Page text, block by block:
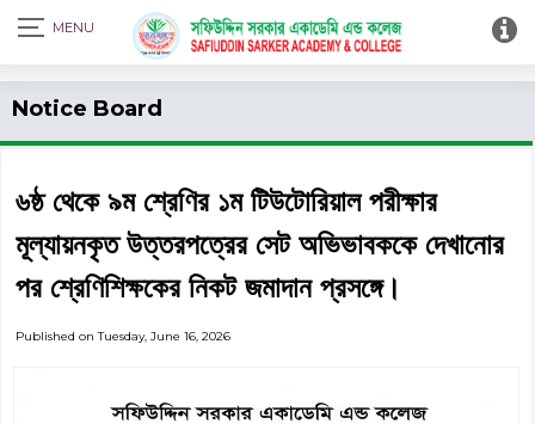
Print Admit Card
Notice Board
৬ষ্ঠ থেকে ৯ম শ্রেণির ১ম টিউটোরিয়াল পরীক্ষার
মূল্যায়নকৃত উত্তরপত্রের সেট অভিভাবককে দেখানোর
পর শ্রেণিশিক্ষকের নিকট জমাদান প্রসঙ্গে।
Published on Tuesday, June 16, 2026